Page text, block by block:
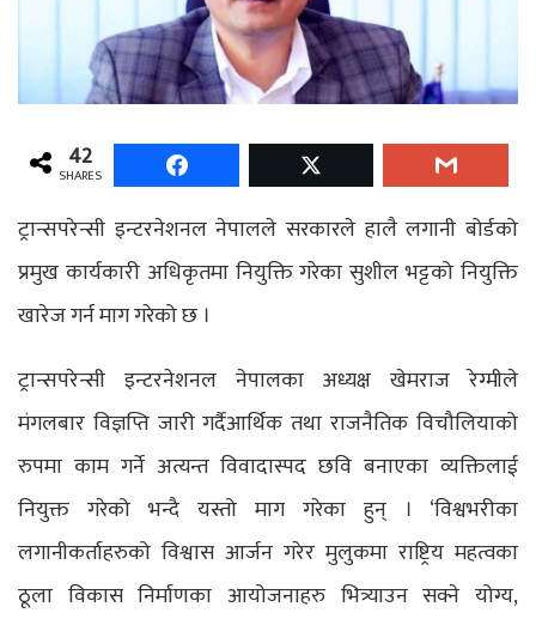
42
SHARES
ट्रान्सपरेन्सी इन्टरनेशनल नेपालले सरकारले हालै लगानी बोर्डको
प्रमुख कार्यकारी अधिकृतमा नियुक्ति गरेका सुशील भट्टको नियुक्ति
खारेज गर्न माग गरेको छ ।
ट्रान्सपरेन्सी इन्टरनेशनल नेपालका अध्यक्ष खेमराज रेग्मीले
मंगलबार विज्ञप्ति जारी गर्दैआर्थिक तथा राजनैतिक विचौलियाको
रुपमा काम गर्ने अत्यन्त विवादास्पद छवि बनाएका व्यक्तिलाई
नियुक्त गरेको भन्दै यस्तो माग गरेका हुन् । ‘विश्वभरीका
लगानीकर्ताहरुको विश्वास आर्जन गरेर मुलुकमा राष्ट्रिय महत्वका
ठूला विकास निर्माणका आयोजनाहरु भित्र्याउन सक्ने योग्य,